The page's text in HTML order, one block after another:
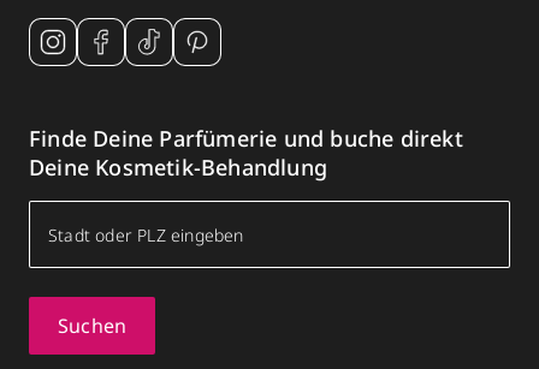
Finde Deine Parfümerie und buche direkt
Deine Kosmetik-Behandlung
Suchen